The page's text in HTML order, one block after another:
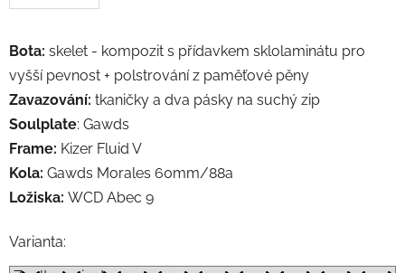
Bota: skelet - kompozit s přídavkem sklolaminátu pro
vyšší pevnost + polstrování z paměťové pěny
Zavazování: tkaničky a dva pásky na suchý zip
Soulplate: Gawds
Frame: Kizer Fluid V
Kola: Gawds Morales 60mm/88a
Ložiska: WCD Abec 9
Varianta: